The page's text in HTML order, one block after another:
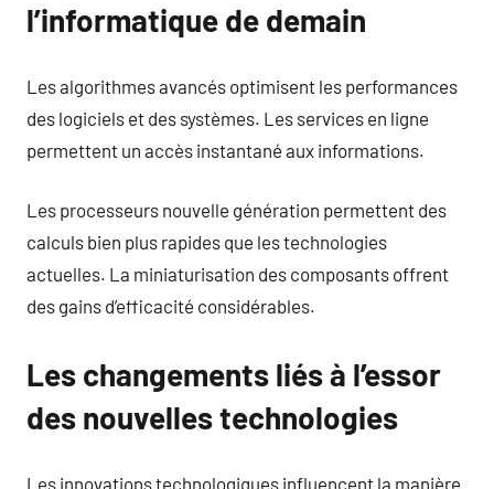
l’informatique de demain
Les algorithmes avancés optimisent les performances
des logiciels et des systèmes. Les services en ligne
permettent un accès instantané aux informations.
Les processeurs nouvelle génération permettent des
calculs bien plus rapides que les technologies
actuelles. La miniaturisation des composants offrent
des gains d’efficacité considérables.
Les changements liés à l’essor
des nouvelles technologies
Les innovations technologiques influencent la manière